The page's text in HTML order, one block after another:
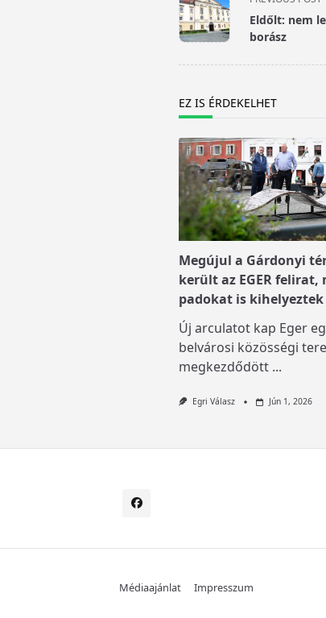
class="nav-
subtitle
text">Page</span>
Eldőlt: nem
borász
EZ IS ÉRDEKELHET
Megújul a Gárdonyi
került az EGER felirat,
padokat is
Új arculatot kap Eger
belvárosi közösségi
megkezdődött ...
Egri Válasz Jún 1, 2026
Médiaajánlat Impresszum